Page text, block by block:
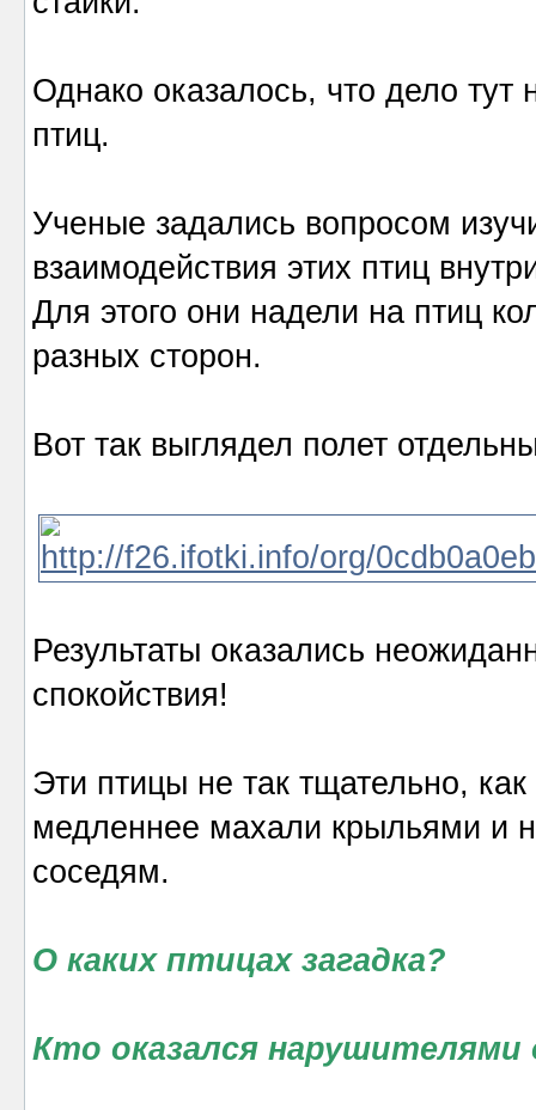
Однако оказалось, что дело тут
птиц.
Ученые задались вопросом
взаимодействия этих птиц
Для этого они надели на птиц
разных сторон.
Вот так выглядел полет
Результаты оказались
спокойствия!
Эти птицы не так тщательно,
медленнее махали крыльями и
соседям.
О каких птицах загадка?
Кто оказался нарушителями